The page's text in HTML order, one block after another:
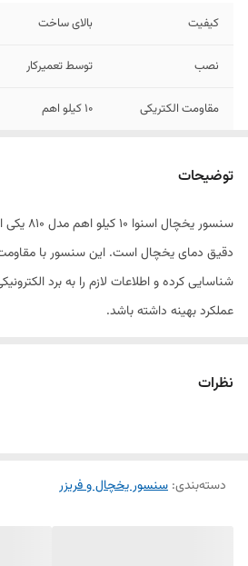
کیفیت بالای ساخت
نصب توسط تعمیرکار
مقاومت الکتریکی ۱۰ کیلو اهم
توضیحات
سنسور
شناسایی کرده و اطلاعات لازم را به برد
عملکرد بهینه داشته باشد.
نظرات
دسته‌بندی: سنسور یخچال و فریزر